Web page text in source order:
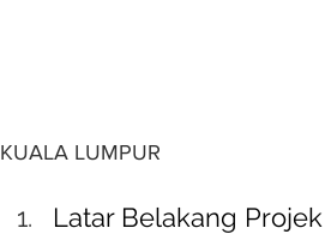
KUALA LUMPUR
Latar Belakang Projek